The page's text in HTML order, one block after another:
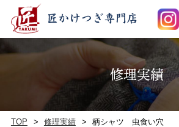
修理実績
TOP 修理実績 柄シャツ 虫食い穴